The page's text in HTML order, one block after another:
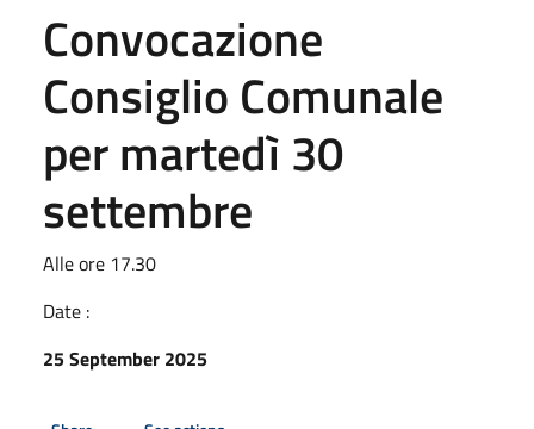
Convocazione
Consiglio Comunale
per martedì 30
settembre
Alle ore 17.30
Date :
25 September 2025